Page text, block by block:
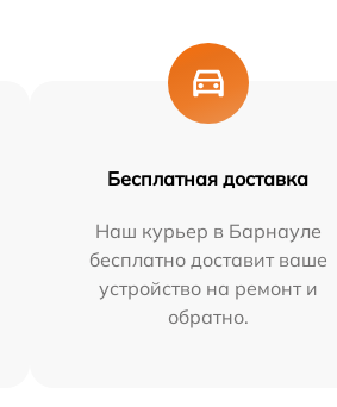
Бесплатная доставка
Наш курьер в Барнауле
бесплатно доставит ваше
устройство на ремонт и
обратно.